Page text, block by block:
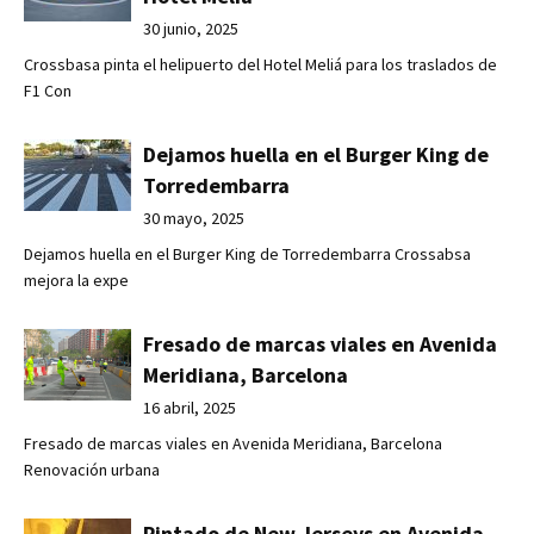
30 junio, 2025
Crossbasa pinta el helipuerto del Hotel Meliá para los traslados de
F1 Con
Dejamos huella en el Burger King de
Torredembarra
30 mayo, 2025
Dejamos huella en el Burger King de Torredembarra Crossabsa
mejora la expe
Fresado de marcas viales en Avenida
Meridiana, Barcelona
16 abril, 2025
Fresado de marcas viales en Avenida Meridiana, Barcelona
Renovación urbana